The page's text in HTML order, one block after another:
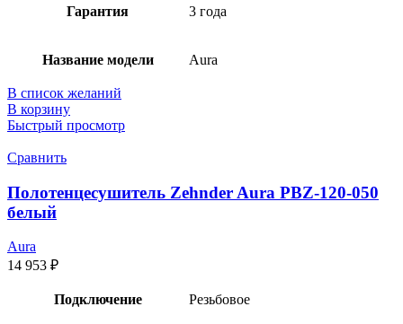
Гарантия 3 года
Название модели Aura
В список желаний
В корзину
Быстрый просмотр
Сравнить
Полотенцесушитель Zehnder Aura PBZ-120-050
белый
Aura
14 953 ₽
Подключение Резьбовое